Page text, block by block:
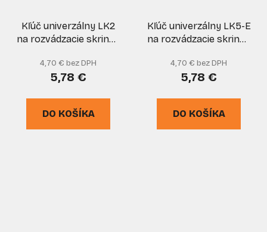
Kľúč univerzálny LK2
na rozvádzacie skrinky
kovový, LIDOKOV
4,70 € bez DPH
5,78 €
DO KOŠÍKA
Kľúč univerzálny LK5-E
na rozvádzacie skrinky
kovový, LIDOKOV
4,70 € bez DPH
5,78 €
DO KOŠÍKA